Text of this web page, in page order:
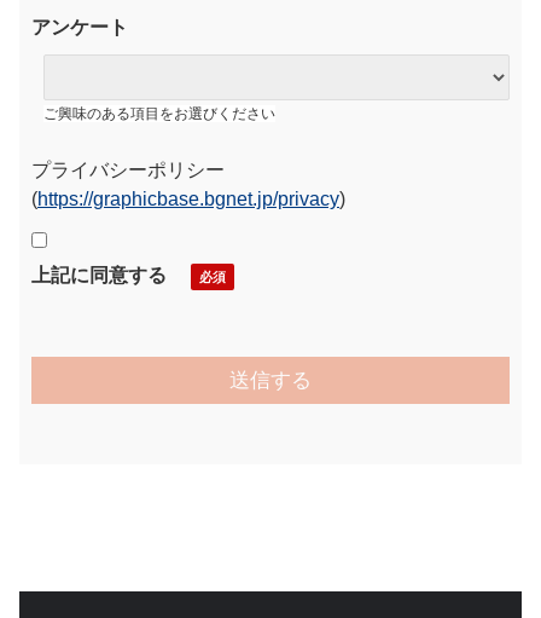
アンケート
ご興味のある項目をお選びください
プライバシーポリシー
(https://graphicbase.bgnet.jp/privacy)
上記に同意する